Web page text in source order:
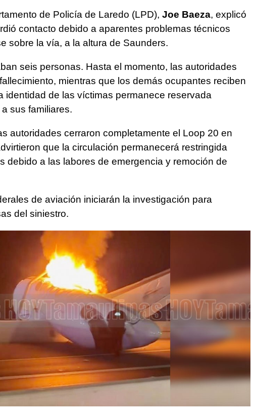
de Policía de Laredo (LPD), Joe Baeza, explicó
contacto debido a aparentes problemas técnicos
sobre la vía, a la altura de Saunders.
seis personas. Hasta el momento, las autoridades
mientras que los demás ocupantes reciben
identidad de las víctimas permanece reservada
sus familiares.
autoridades cerraron completamente el Loop 20 en
que la circulación permanecerá restringida
debido a las labores de emergencia y remoción de
de aviación iniciarán la investigación para
del siniestro.